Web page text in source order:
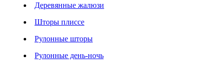
Деревянные жалюзи
Шторы плиссе
Рулонные шторы
Рулонные день-ночь